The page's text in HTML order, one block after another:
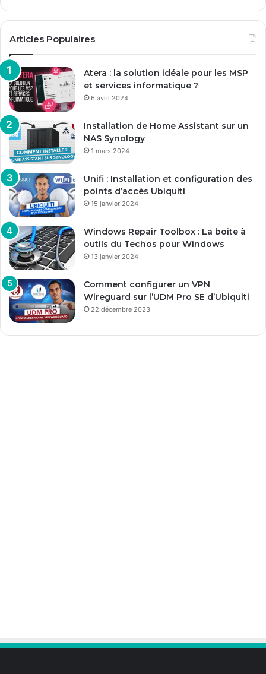
Articles Populaires
Atera : la solution idéale pour les MSP
et services informatique ?
6 avril 2024
Installation de Home Assistant sur un
NAS Synology
1 mars 2024
Unifi : Installation et configuration des
points d’accès Ubiquiti
15 janvier 2024
Windows Repair Toolbox : La boite à
outils du Techos pour Windows
13 janvier 2024
Comment configurer un VPN
Wireguard sur l’UDM Pro SE d’Ubiquiti
22 décembre 2023